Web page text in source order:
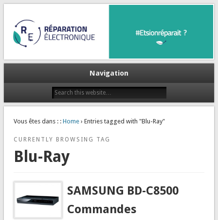
Réparation Electronique
Et si on réparait ?
Navigation
Vous êtes dans : : Home› Entries tagged with "Blu-Ray"
CURRENTLY BROWSING TAG
Blu-Ray
SAMSUNG BD-C8500
Commandes